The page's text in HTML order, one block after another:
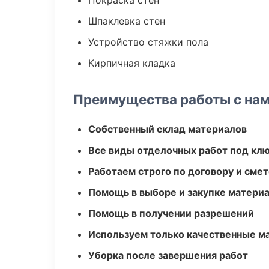
Шпаклевка стен
Устройство стяжки пола
Кирпичная кладка
Преимущества работы с
Собственный склад материалов
Все виды отделочных работ под
Работаем строго по договору и
Помощь в выборе и закупке
Помощь в получении разрешений
Используем только качественные
Уборка после завершения работ